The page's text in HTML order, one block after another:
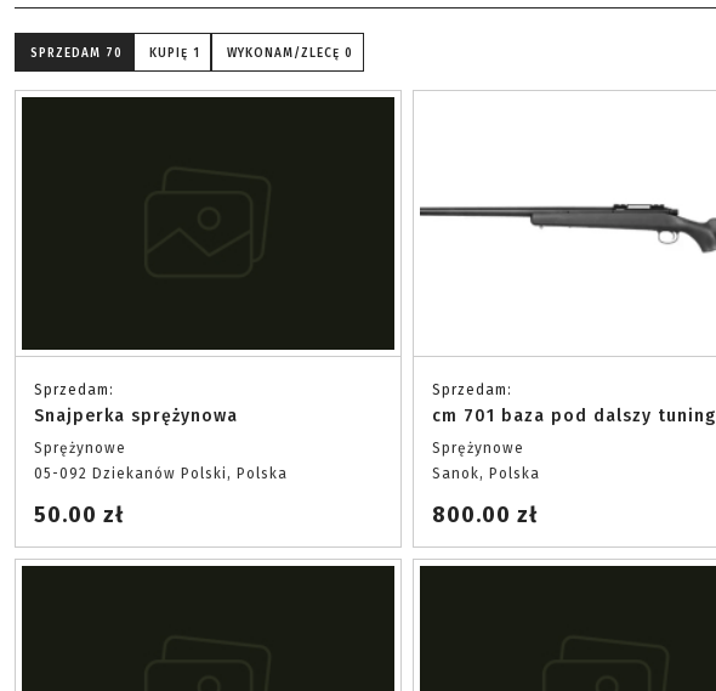
SPRZEDAM 70 KUPIĘ 1 WYKONAM/ZLECĘ 0
Sprzedam:
Snajperka sprężynowa
Sprężynowe
05-092 Dziekanów Polski, Polska
50.00 zł
Sprzedam:
cm 701 baza pod dalszy tuning
Sprężynowe
Sanok, Polska
800.00 zł